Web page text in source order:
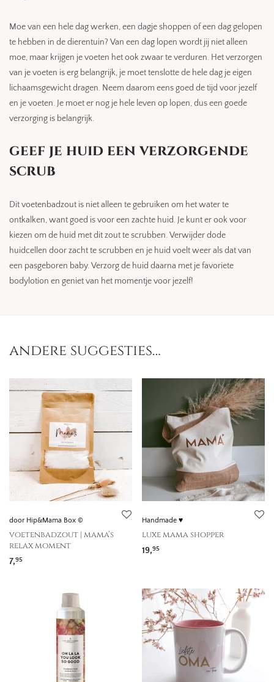
Moe van een hele dag werken, een dagje shoppen of een dag gelopen
te hebben in de dierentuin? Van een dag lopen wordt jij niet alleen
moe, maar krijgen je voeten het ook zwaar te verduren. Het verzorgen
van je voeten is erg belangrijk, je moet tenslotte de hele dag je eigen
lichaamsgewicht dragen. Neem daarom eens goed de tijd voor jezelf
en je voeten. Je moet er nog je hele leven op lopen, dus een goede
verzorging is belangrijk.
geef je huid een verzorgende
scrub
Dit voetenbadzout is niet alleen te gebruiken om het water te
ontkalken, want goed is voor een zachte huid. Je kunt er ook voor
kiezen om de huid met dit zout te scrubben. Verwijder dode
huidcellen door zacht te scrubben en je huid voelt weer als dat van
een pasgeboren baby. Verzorg de huid daarna met je favoriete
bodylotion en geniet van het momentje voor jezelf!
andere suggesties…
door Hip&Mama Box ©
voetenbadzout | mama’s
relax moment
7,95
Handmade ♥
luxe mama shopper
19,95